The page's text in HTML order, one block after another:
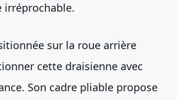
irréprochable.
sur la roue arrière
cette draisienne avec
Son cadre pliable propose